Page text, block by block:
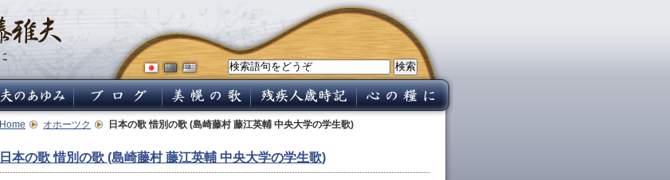
Home オホーツク 日本の歌 惜別の歌 (島崎藤村 藤江英輔 中央大学の学生歌)
日本の歌 惜別の歌 (島崎藤村 藤江英輔 中央大学の学生歌)